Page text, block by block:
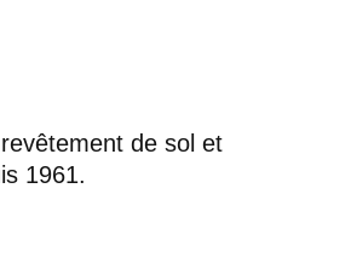
de sol et
1961.